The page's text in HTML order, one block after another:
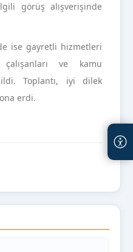
görüş alışverişinde
ise gayretli hizmetleri
ve kamu
Toplantı, iyi dilek
erdi.